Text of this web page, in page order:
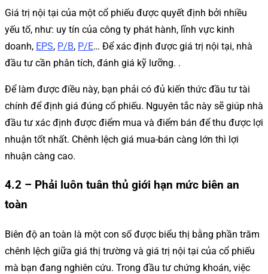
Giá trị nội tại của một cổ phiếu được quyết định bởi nhiều
yếu tố, như: uy tín của công ty phát hành, lĩnh vực kinh
doanh, EPS, P/B, P/E… Để xác định được giá trị nội tại, nhà
đầu tư cần phân tích, đánh giá kỹ lưỡng. .
Để làm được điều này, bạn phải có đủ kiến ​​thức đầu tư tài
chính để định giá đúng cổ phiếu. Nguyên tắc này sẽ giúp nhà
đầu tư xác định được điểm mua và điểm bán để thu được lợi
nhuận tốt nhất. Chênh lệch giá mua-bán càng lớn thì lợi
nhuận càng cao.
4.2 – Phải luôn tuân thủ giới hạn mức biên an
toàn
Biên độ an toàn là một con số được biểu thị bằng phần trăm
chênh lệch giữa giá thị trường và giá trị nội tại của cổ phiếu
mà bạn đang nghiên cứu. Trong đầu tư chứng khoán, việc